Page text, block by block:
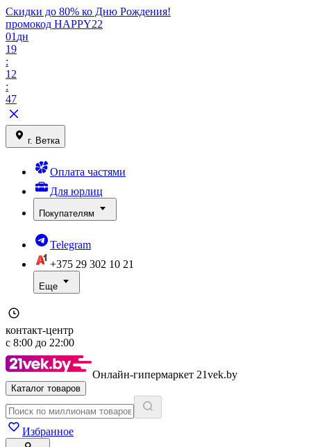
Скидки до 80% ко Дню Рождения!
промокод HAPPY22
01 дн
19
:
12
:
47
г. Ветка
Оплата частями
Для юрлиц
Покупателям
Telegram
+375 29 302 10 21
Еще
контакт-центр
с 8:00 до 22:00
Онлайн-гипермаркет 21vek.by
Каталог товаров
Избранное